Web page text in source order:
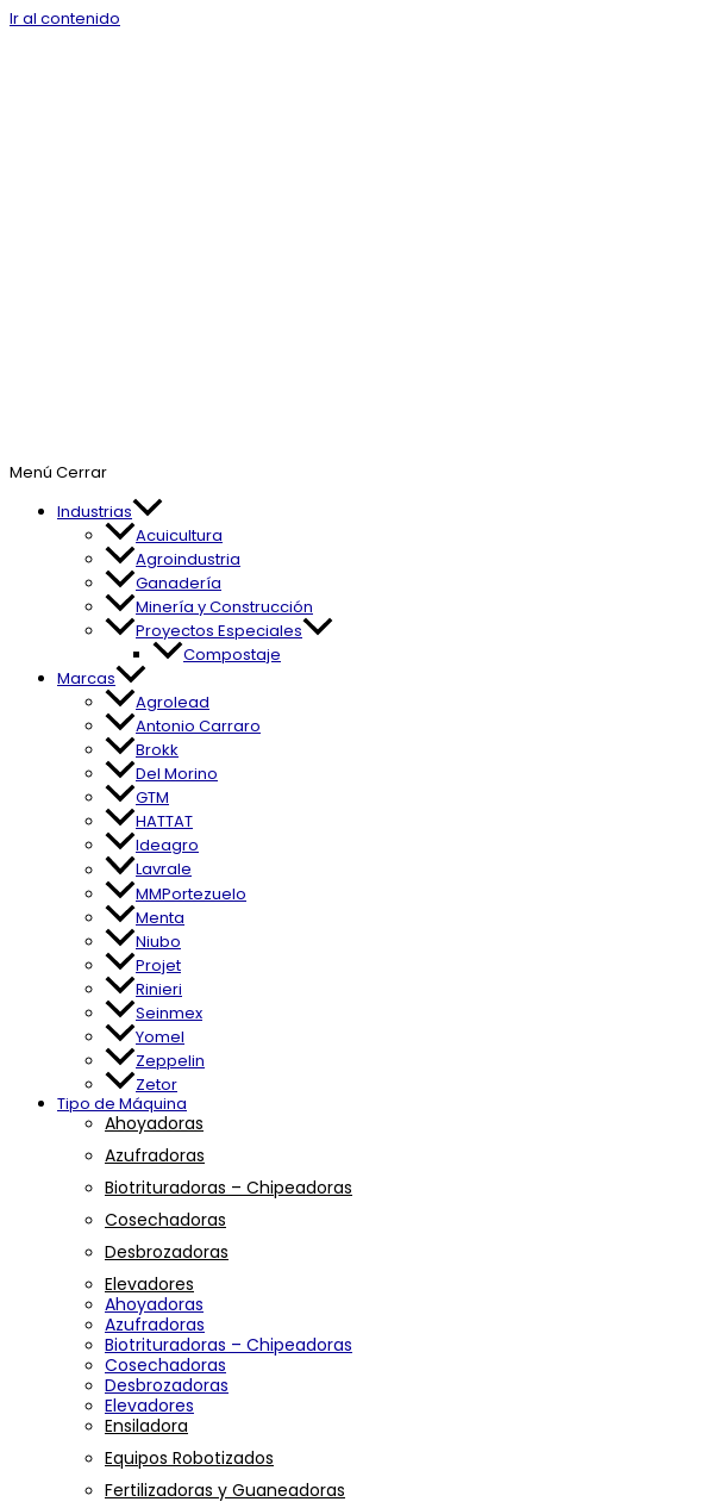
Ir al contenido
Menú Cerrar
Industrias
Acuicultura
Agroindustria
Ganadería
Minería y Construcción
Proyectos Especiales
Compostaje
Marcas
Agrolead
Antonio Carraro
Brokk
Del Morino
GTM
HATTAT
Ideagro
Lavrale
MMPortezuelo
Menta
Niubo
Projet
Rinieri
Seinmex
Yomel
Zeppelin
Zetor
Tipo de Máquina
Ahoyadoras
Azufradoras
Biotrituradoras – Chipeadoras
Cosechadoras
Desbrozadoras
Elevadores
Ahoyadoras
Azufradoras
Biotrituradoras – Chipeadoras
Cosechadoras
Desbrozadoras
Elevadores
Ensiladora
Equipos Robotizados
Fertilizadoras y Guaneadoras